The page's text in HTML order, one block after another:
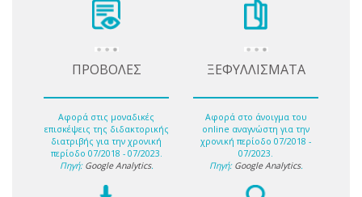
ΠΡΟΒΟΛΕΣ
Αφορά στις μοναδικές
επισκέψεις της διδακτορικής
διατριβής για την χρονική
περίοδο 07/2018 - 07/2023.
Πηγή: Google Analytics.
ΞΕΦΥΛΛΙΣΜΑΤΑ
Αφορά στο άνοιγμα του
online αναγνώστη για την
χρονική περίοδο 07/2018 -
07/2023.
Πηγή: Google Analytics.